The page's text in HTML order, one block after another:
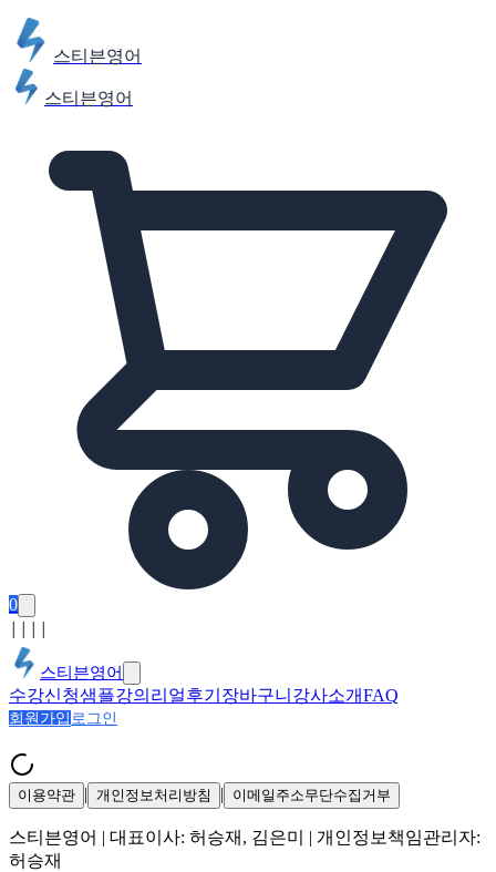
스티븐영어
스티븐영어
0
스티븐영어
수강신청샘플강의 리얼후기 장바구니 강사소개FAQ
회원가입 로그인
이용약관 | 개인정보처리방침 | 이메일주소무단수집거부
스티븐영어 | 대표이사: 허승재, 김은미
| 개인정보책임관리자:
허승재